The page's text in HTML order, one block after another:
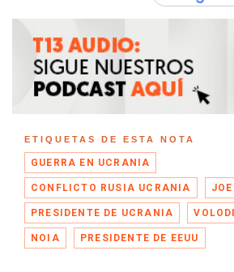
ETIQUETAS DE ESTA NOTA
GUERRA EN UCRANIA
CONFLICTO RUSIA UCRANIA
PRESIDENTE DE UCRANIA
NOIA PRESIDENTE DE EEUU